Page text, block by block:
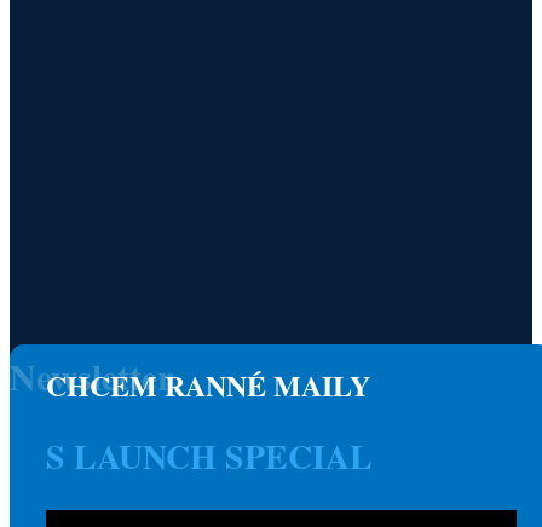
CHCEM RANNÉ MAILY
S LAUNCH SPECIAL
Newsletter